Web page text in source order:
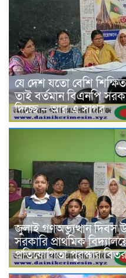
যে দেশ যতো বেশি
তাই বর্তমান বিএনপি
দিচ্ছে – আর এ সাগর
জুলাই গণঅভ্যুত্থান দিবস
সরকারি প্রাথমিক
প্রতিযোগিতা পুরস্কার